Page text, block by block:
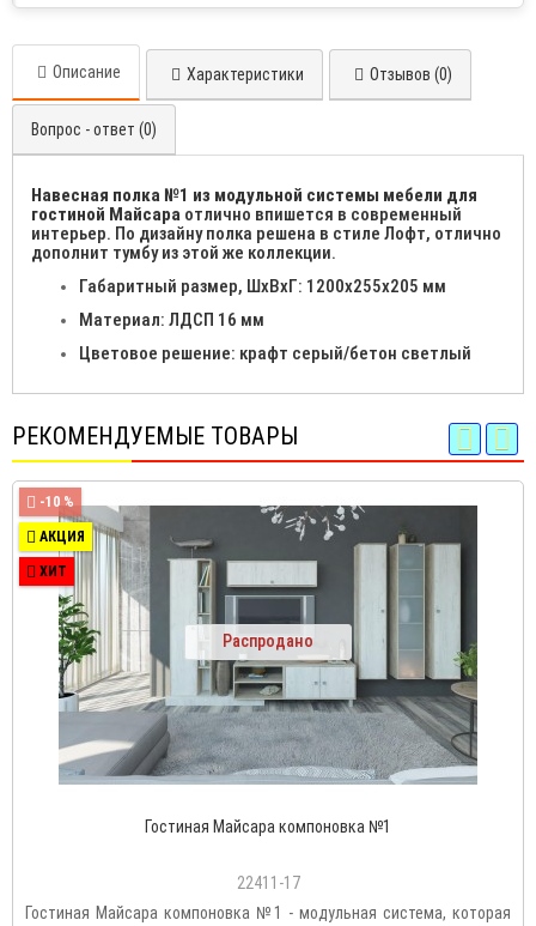
Описание Характеристики Отзывов (0)
Вопрос - ответ (0)
Навесная полка №1 из модульной системы мебели для
гостиной Майсара отлично впишется в современный
интерьер. По дизайну полка решена в стиле Лофт, отлично
дополнит тумбу из этой же коллекции.
Габаритный размер, ШхВхГ: 1200х255х205 мм
Материал: ЛДСП 16 мм
Цветовое решение: крафт серый/бетон светлый
РЕКОМЕНДУЕМЫЕ ТОВАРЫ
-10 %
АКЦИЯ
ХИТ
Распродано
Гостиная Майсара компоновка №1
22411-17
Гостиная Майсара компоновка №1 - модульная система, которая